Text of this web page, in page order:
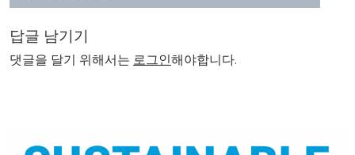
답글 남기기
댓글을 달기 위해서는 로그인해야합니다.